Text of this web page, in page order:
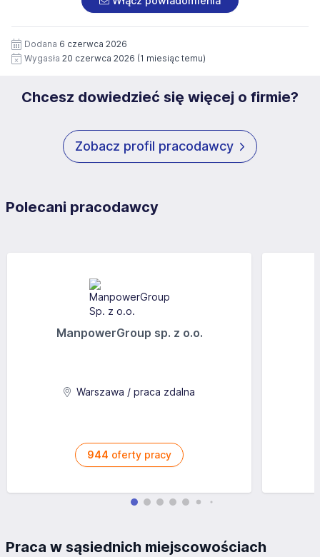
siedziby administratora.
https://www.workprofit.pl/klauzula-informacyjna.html
wizerunku), na potrzeby przyszłych rekrutacji przez okres
12 miesięcy. Zgoda jest dobrowolna i może być w każdym
czasie wycofana.
Dodana 6 czerwca 2026
Wygasła 20 czerwca 2026 (1 miesiąc temu)
Chcesz dowiedzieć się więcej o firmie?
Zobacz profil pracodawcy
Polecani pracodawcy
ManpowerGroup sp. z o.o.
Warszawa / praca zdalna
944 oferty pracy
Praca w sąsiednich miejscowościach